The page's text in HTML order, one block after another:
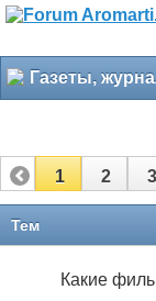
Газеты,
1 2 3
Тем
Какие